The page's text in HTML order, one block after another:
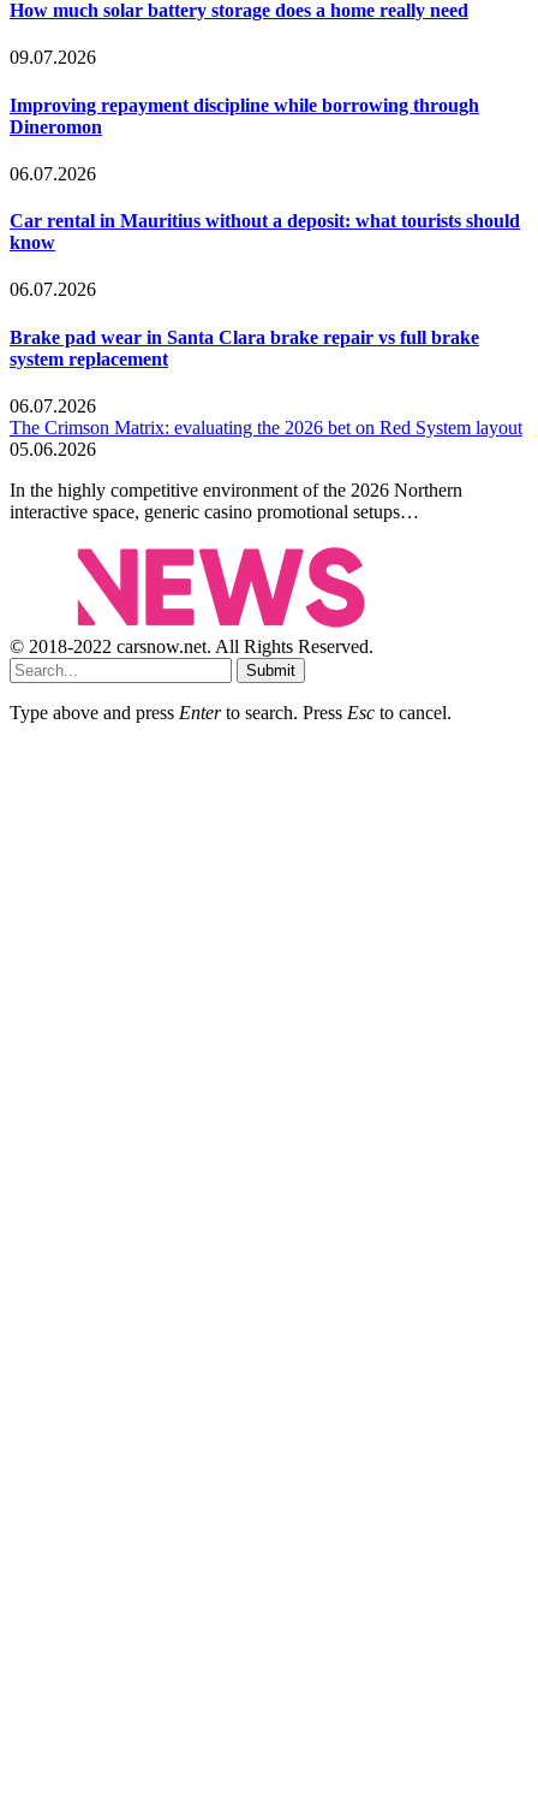
How much solar battery storage does a home really need
09.07.2026
Improving repayment discipline while borrowing through
Dineromon
06.07.2026
Car rental in Mauritius without a deposit: what tourists should
know
06.07.2026
Brake pad wear in Santa Clara brake repair vs full brake
system replacement
06.07.2026
The Crimson Matrix: evaluating the 2026 bet on Red System layout
05.06.2026
In the highly competitive environment of the 2026 Northern
interactive space, generic casino promotional setups…
© 2018-2022 carsnow.net. All Rights Reserved.
Submit
Type above and press Enterto search. Press Esc to cancel.